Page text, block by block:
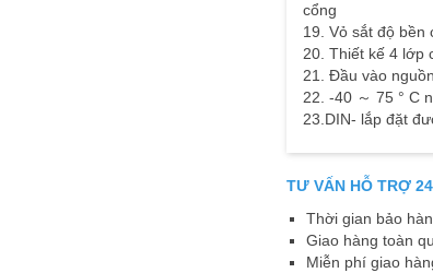
cổng
19. Vỏ sắt độ bền
20. Thiết kế 4 lớp
21. Đầu vào
22. -40 ～ 75 ° C
23.DIN- lắp đặt
TƯ VẤN HỖ TRỢ
Thời gian bảo
Giao hàng toàn
Miễn phí giao